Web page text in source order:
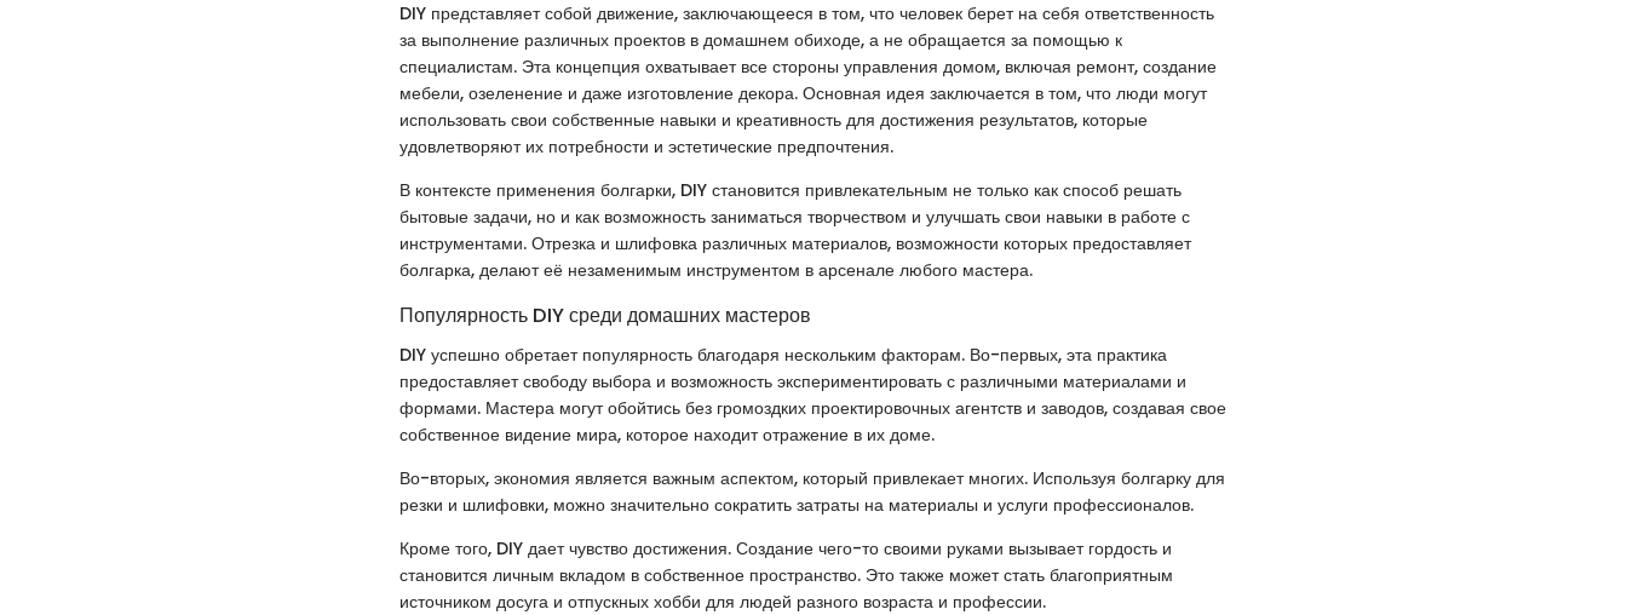
DIY представляет собой движение, заключающееся в том, что человек берет на себя ответственность
за выполнение различных проектов в домашнем обиходе, а не обращается за помощью к
специалистам. Эта концепция охватывает все стороны управления домом, включая ремонт, создание
мебели, озеленение и даже изготовление декора. Основная идея заключается в том, что люди могут
использовать свои собственные навыки и креативность для достижения результатов, которые
удовлетворяют их потребности и эстетические предпочтения.
В контексте применения болгарки, DIY становится привлекательным не только как способ решать
бытовые задачи, но и как возможность заниматься творчеством и улучшать свои навыки в работе с
инструментами. Отрезка и шлифовка различных материалов, возможности которых предоставляет
болгарка, делают её незаменимым инструментом в арсенале любого мастера.
Популярность DIY среди домашних мастеров
DIY успешно обретает популярность благодаря нескольким факторам. Во-первых, эта практика
предоставляет свободу выбора и возможность экспериментировать с различными материалами и
формами. Мастера могут обойтись без громоздких проектировочных агентств и заводов, создавая свое
собственное видение мира, которое находит отражение в их доме.
Во-вторых, экономия является важным аспектом, который привлекает многих. Используя болгарку для
резки и шлифовки, можно значительно сократить затраты на материалы и услуги профессионалов.
Кроме того, DIY дает чувство достижения. Создание чего-то своими руками вызывает гордость и
становится личным вкладом в собственное пространство. Это также может стать благоприятным
источником досуга и отпускных хобби для людей разного возраста и профессии.